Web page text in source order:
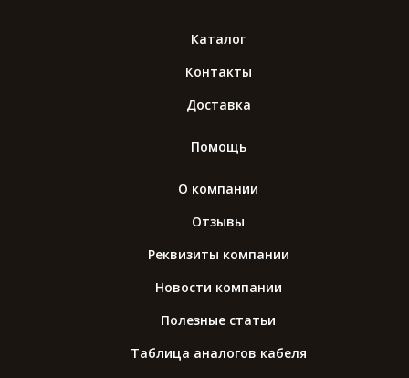
Каталог
Контакты
Доставка
Помощь
О компании
Отзывы
Реквизиты компании
Новости компании
Полезные статьи
Таблица аналогов кабеля